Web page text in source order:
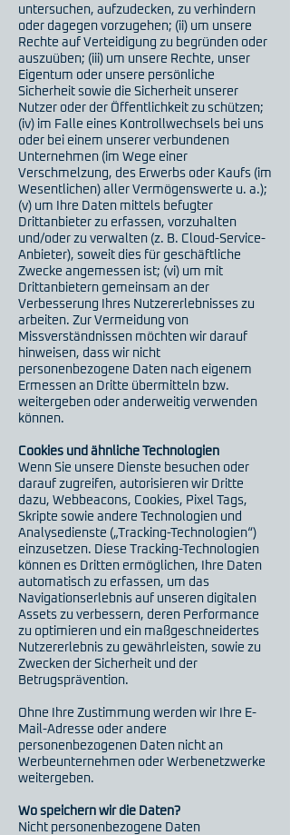
untersuchen, aufzudecken, zu verhindern
oder dagegen vorzugehen; (ii) um unsere
Rechte auf Verteidigung zu begründen oder
auszuüben; (iii) um unsere Rechte, unser
Eigentum oder unsere persönliche
Sicherheit sowie die Sicherheit unserer
Nutzer oder der Öffentlichkeit zu schützen;
(iv) im Falle eines Kontrollwechsels bei uns
oder bei einem unserer verbundenen
Unternehmen (im Wege einer
Verschmelzung, des Erwerbs oder Kaufs (im
Wesentlichen) aller Vermögenswerte u. a.);
(v) um Ihre Daten mittels befugter
Drittanbieter zu erfassen, vorzuhalten
und/oder zu verwalten (z. B. Cloud-Service-
Anbieter), soweit dies für geschäftliche
Zwecke angemessen ist; (vi) um mit
Drittanbietern gemeinsam an der
Verbesserung Ihres Nutzererlebnisses zu
arbeiten. Zur Vermeidung von
Missverständnissen möchten wir darauf
hinweisen, dass wir nicht
personenbezogene Daten nach eigenem
Ermessen an Dritte übermitteln bzw.
weitergeben oder anderweitig verwenden
können.
Cookies und ähnliche Technologien
Wenn Sie unsere Dienste besuchen oder
darauf zugreifen, autorisieren wir Dritte
dazu, Webbeacons, Cookies, Pixel Tags,
Skripte sowie andere Technologien und
Analysedienste („Tracking-Technologien“)
einzusetzen. Diese Tracking-Technologien
können es Dritten ermöglichen, Ihre Daten
automatisch zu erfassen, um das
Navigationserlebnis auf unseren digitalen
Assets zu verbessern, deren Performance
zu optimieren und ein maßgeschneidertes
Nutzererlebnis zu gewährleisten, sowie zu
Zwecken der Sicherheit und der
Betrugsprävention.
Ohne Ihre Zustimmung werden wir Ihre E-
Mail-Adresse oder andere
personenbezogenen Daten nicht an
Werbeunternehmen oder Werbenetzwerke
weitergeben.
Wo speichern wir die Daten?
Nicht personenbezogene Daten